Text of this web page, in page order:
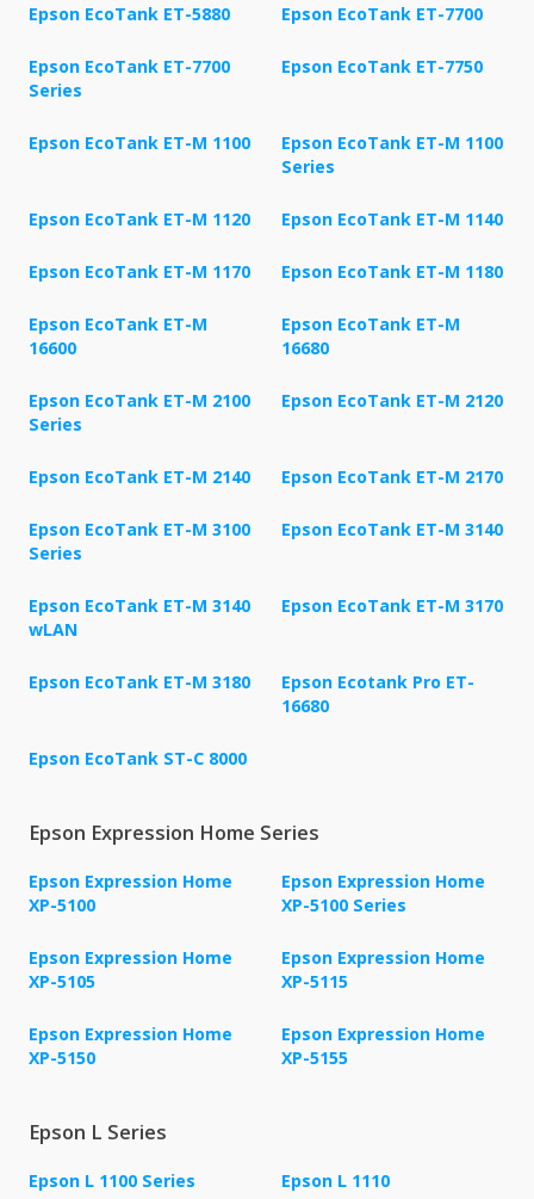
Epson EcoTank ET-5880 Epson EcoTank ET-7700
Epson EcoTank ET-7700
Series
Epson EcoTank ET-7750
Epson EcoTank ET-M 1100
Epson EcoTank ET-M 1100
Series
Epson EcoTank ET-M 1120 Epson EcoTank ET-M 1140
Epson EcoTank ET-M 1170 Epson EcoTank ET-M 1180
Epson EcoTank ET-M
16600
Epson EcoTank ET-M
16680
Epson EcoTank ET-M 2100
Series
Epson EcoTank ET-M 2120
Epson EcoTank ET-M 2140 Epson EcoTank ET-M 2170
Epson EcoTank ET-M 3100
Series
Epson EcoTank ET-M 3140
Epson EcoTank ET-M 3140
wLAN
Epson EcoTank ET-M 3170
Epson EcoTank ET-M 3180
Epson Ecotank Pro ET-
16680
Epson EcoTank ST-C 8000
Epson Expression Home Series
Epson Expression Home
XP-5100
Epson Expression Home
XP-5100 Series
Epson Expression Home
XP-5105
Epson Expression Home
XP-5115
Epson Expression Home
XP-5150
Epson Expression Home
XP-5155
Epson L Series
Epson L 1100 Series Epson L 1110